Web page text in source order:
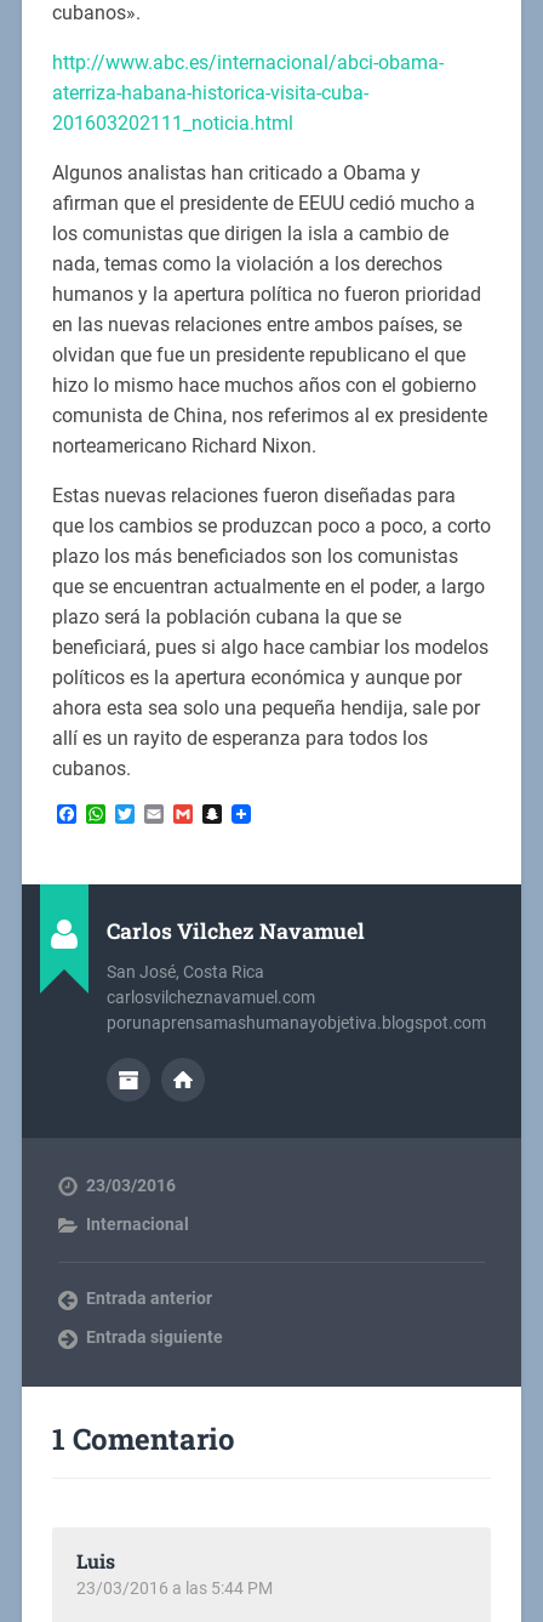
cubanos».
http://www.abc.es/internacional/abci-obama-
aterriza-habana-historica-visita-cuba-
201603202111_noticia.html
Algunos analistas han criticado a Obama y
afirman que el presidente de EEUU cedió mucho a
los comunistas que dirigen la isla a cambio de
nada, temas como la violación a los derechos
humanos y la apertura política no fueron prioridad
en las nuevas relaciones entre ambos países, se
olvidan que fue un presidente republicano el que
hizo lo mismo hace muchos años con el gobierno
comunista de China, nos referimos al ex presidente
norteamericano Richard Nixon.
Estas nuevas relaciones fueron diseñadas para
que los cambios se produzcan poco a poco, a corto
plazo los más beneficiados son los comunistas
que se encuentran actualmente en el poder, a largo
plazo será la población cubana la que se
beneficiará, pues si algo hace cambiar los modelos
políticos es la apertura económica y aunque por
ahora esta sea solo una pequeña hendija, sale por
allí es un rayito de esperanza para todos los
cubanos.
Facebook
WhatsApp
TwitterEmailGmailSnapchat
Carlos Vilchez Navamuel
San José, Costa Rica
carlosvilcheznavamuel.com
porunaprensamashumanayobjetiva.blogspot.com
23/03/2016
Internacional
Entrada anterior
Entrada siguiente
1 Comentario
Luis
23/03/2016 a las 5:44 PM